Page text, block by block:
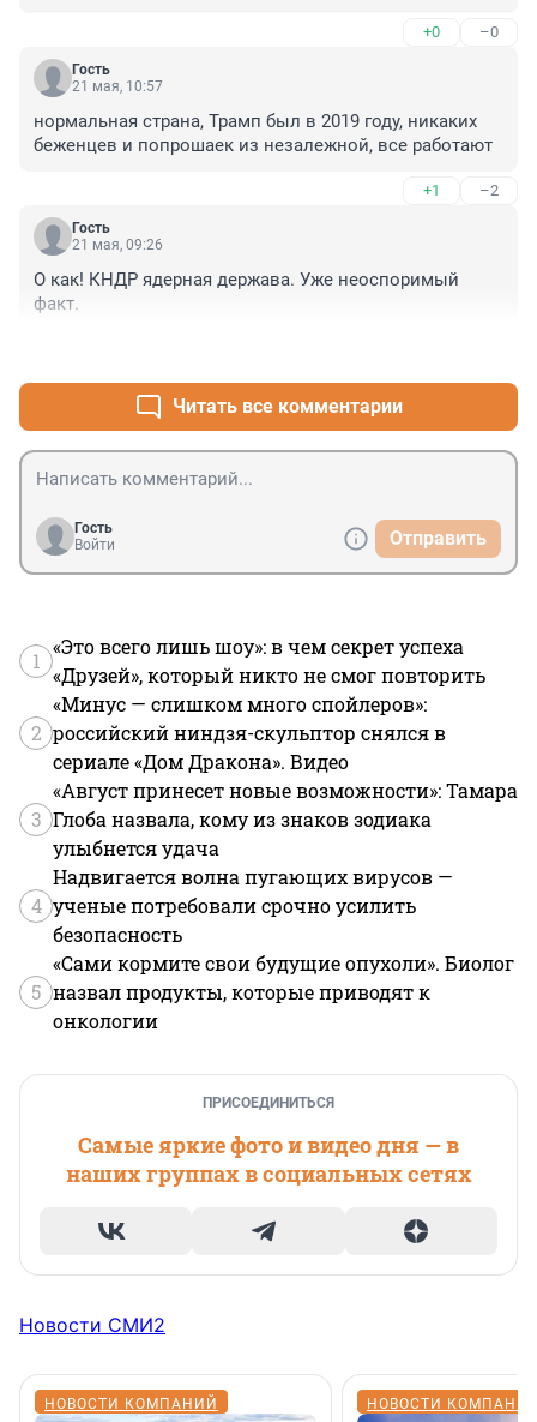
+0 –0
Гость
21 мая, 10:57
нормальная страна, Трамп был в 2019 году, никаких
беженцев и попрошаек из незалежной, все работают
+1 –2
Гость
21 мая, 09:26
О как! КНДР ядерная держава. Уже неоспоримый
факт.
Читать все комментарии
Гость
Войти
Отправить
1
«Это всего лишь шоу»: в чем секрет успеха
«Друзей», который никто не смог повторить
2
«Минус — слишком много спойлеров»:
российский ниндзя-скульптор снялся в
сериале «Дом Дракона». Видео
3
«Август принесет новые возможности»: Тамара
Глоба назвала, кому из знаков зодиака
улыбнется удача
4
Надвигается волна пугающих вирусов —
ученые потребовали срочно усилить
безопасность
5
«Сами кормите свои будущие опухоли». Биолог
назвал продукты, которые приводят к
онкологии
ПРИСОЕДИНИТЬСЯ
Самые яркие фото и видео дня — в
наших группах в социальных сетях
Новости СМИ2
НОВОСТИ КОМПАНИЙ НОВОСТИ